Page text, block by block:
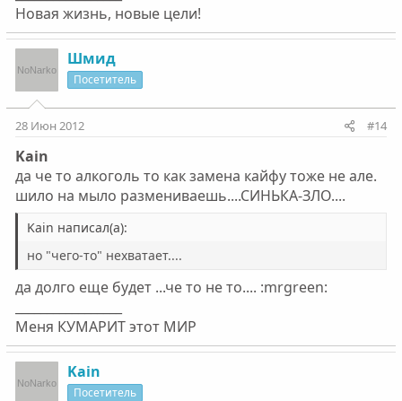
Новая жизнь, новые цели!
Шмид
Посетитель
28 Июн 2012 #14
Kain
да че то алкоголь то как замена кайфу тоже не але.
шило на мыло размениваешь....СИНЬКА-ЗЛО....
Kain написал(а):
но "чего-то" нехватает....
да долго еще будет ...че то не то.... :mrgreen:
Меня КУМАРИТ этот МИР
Kain
Посетитель